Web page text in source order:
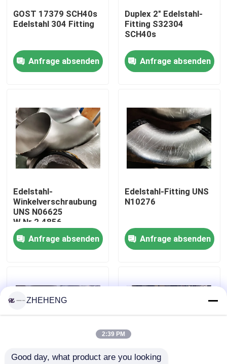
Haus
Über uns
Fabrik-Ausflug
Qualitätskontrolle
Company News
Edelstahlrohrt-stück
GOST 17379 SCH40s
Edelstahl 304 Fitting
Anfrage absenden
Duplex 2" Edelstahl-
Fitting S32304
SCH40s
Anfrage absenden
Edelstahl-
Winkelverschraubung
UNS N06625
W.Nr.2.4856
Anfrage absenden
Edelstahl-Fitting UNS
N10276
Anfrage absenden
ZHEHENG
2:39 PM
Good day, what product are you looking